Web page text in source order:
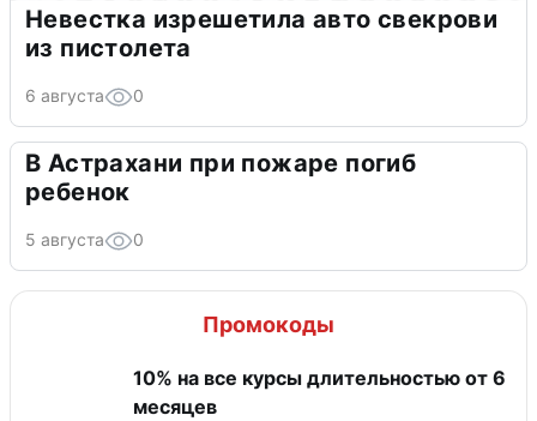
Невестка изрешетила авто свекрови
из пистолета
6 августа 0
В Астрахани при пожаре погиб
ребенок
5 августа 0
Промокоды
10% на все курсы длительностью от 6
месяцев